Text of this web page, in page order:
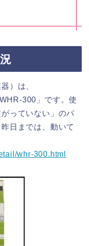
）は、
300」です。使
っていない」のパ
日までは、動いて
whr-300.html